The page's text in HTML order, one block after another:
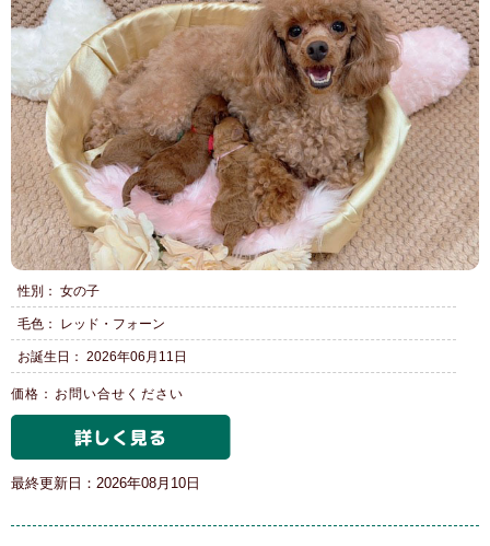
性別： 女の子
毛色： レッド・フォーン
お誕生日： 2026年06月11日
価格：お問い合せください
最終更新日：2026年08月10日